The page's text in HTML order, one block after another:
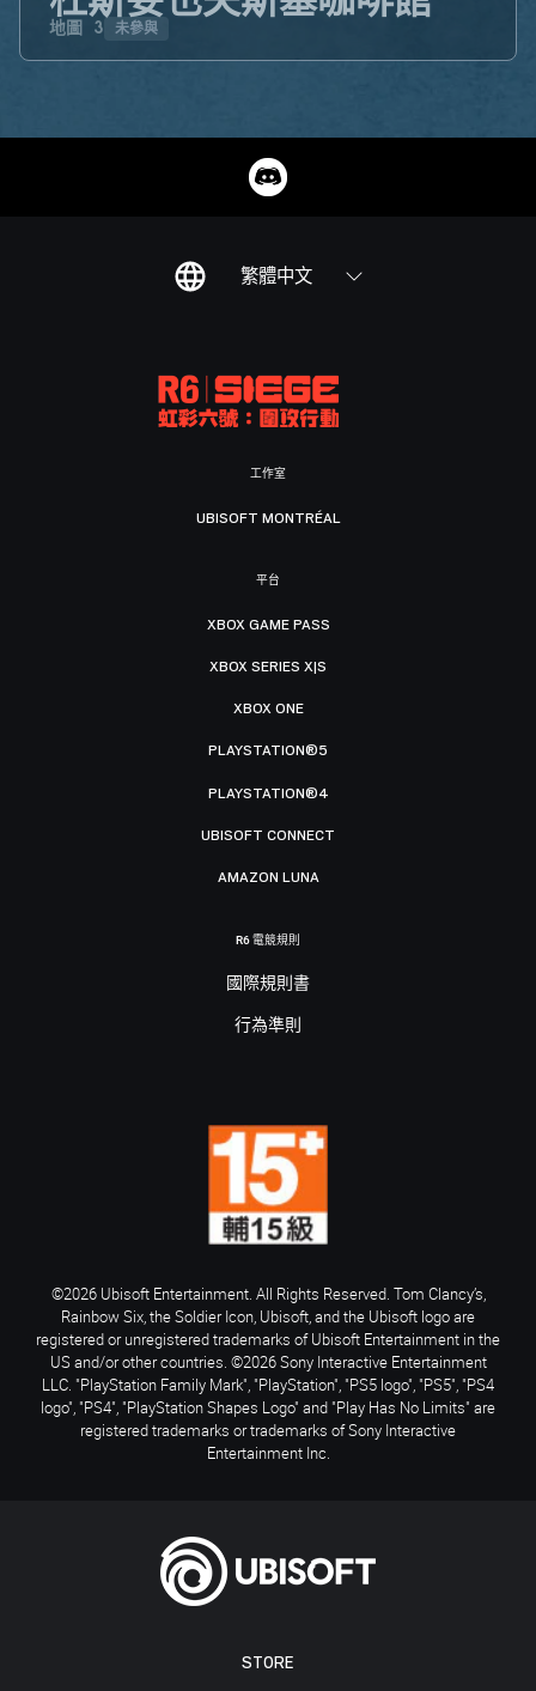
地圖 3 未參與
繁體中文
STORE
工作室
UBISOFT MONTRÉAL
平台
XBOX GAME PASS
XBOX SERIES X|S
XBOX ONE
PLAYSTATION®5
PLAYSTATION®4
UBISOFT CONNECT
AMAZON LUNA
R6 電競規則
國際規則書
行為準則
©2026 Ubisoft Entertainment. All Rights Reserved. Tom Clancy’s,
Rainbow Six, the Soldier Icon, Ubisoft, and the Ubisoft logo are
registered or unregistered trademarks of Ubisoft Entertainment in the
US and/or other countries. ©2026 Sony Interactive Entertainment
LLC. "PlayStation Family Mark", "PlayStation", "PS5 logo", "PS5", "PS4
logo", "PS4", "PlayStation Shapes Logo" and "Play Has No Limits" are
registered trademarks or trademarks of Sony Interactive
Entertainment Inc.